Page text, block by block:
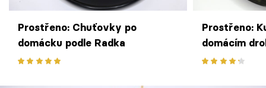
Prostřeno: Chuťovky po
domácku podle Radka
Prostřeno:
domácím